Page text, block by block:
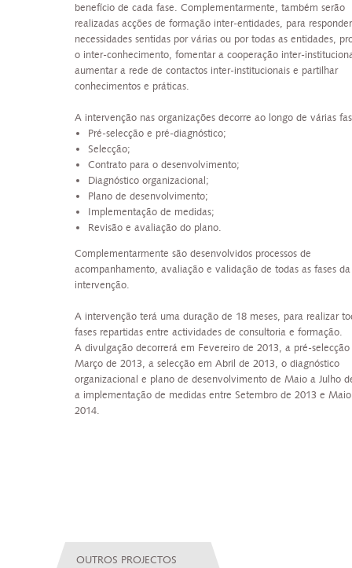
benefício de cada fase. Complementarmente, também serão
realizadas acções de formação inter-entidades, para
necessidades sentidas por várias ou por todas as entidades,
o inter-conhecimento, fomentar a cooperação inter-
aumentar a rede de contactos inter-institucionais e partilhar
conhecimentos e práticas.
A intervenção nas organizações decorre ao longo de várias
Pré-selecção e pré-diagnóstico;
Selecção;
Contrato para o desenvolvimento;
Diagnóstico organizacional;
Plano de desenvolvimento;
Implementação de medidas;
Revisão e avaliação do plano.
Complementarmente são desenvolvidos processos de
acompanhamento, avaliação e validação de todas as fases da
intervenção.
A intervenção terá uma duração de 18 meses, para realizar
fases repartidas entre actividades de consultoria e formação.
A divulgação decorrerá em Fevereiro de 2013, a pré-
Março de 2013, a selecção em Abril de 2013, o diagnóstico
organizacional e plano de desenvolvimento de Maio a Julho
a implementação de medidas entre Setembro de 2013 e
2014.
OUTROS PROJECTOS